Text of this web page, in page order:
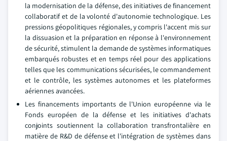
la modernisation de la défense, des initiatives de financement
collaboratif et de la volonté d'autonomie technologique. Les
pressions géopolitiques régionales, y compris l'accent mis sur
la dissuasion et la préparation en réponse à l'environnement
de sécurité, stimulent la demande de systèmes informatiques
embarqués robustes et en temps réel pour des applications
telles que les communications sécurisées, le commandement
et le contrôle, les systèmes autonomes et les plateformes
aériennes avancées.
Les financements importants de l'Union européenne via le
Fonds européen de la défense et les initiatives d'achats
conjoints soutiennent la collaboration transfrontalière en
matière de R&D de défense et l'intégration de systèmes dans